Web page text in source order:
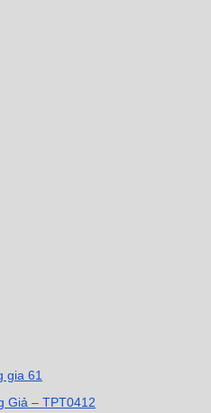
Giả – TPT0412